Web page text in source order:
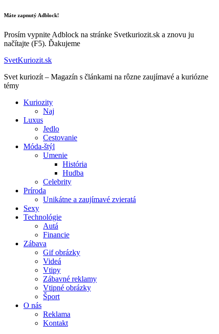
Máte zapnutý Adblock!
Prosím vypnite Adblock na stránke Svetkuriozit.sk a znovu ju
načítajte (F5). Ďakujeme
SvetKuriozit.sk
Svet kuriozít – Magazín s článkami na rôzne zaujímavé a kuriózne
témy
Kuriozity
Naj
Luxus
Jedlo
Cestovanie
Móda-štýl
Umenie
História
Hudba
Celebrity
Príroda
Unikátne a zaujímavé zvieratá
Sexy
Technológie
Autá
Financie
Zábava
Gif obrázky
Videá
Vtipy
Zábavné reklamy
Vtipné obrázky
Šport
O nás
Reklama
Kontakt